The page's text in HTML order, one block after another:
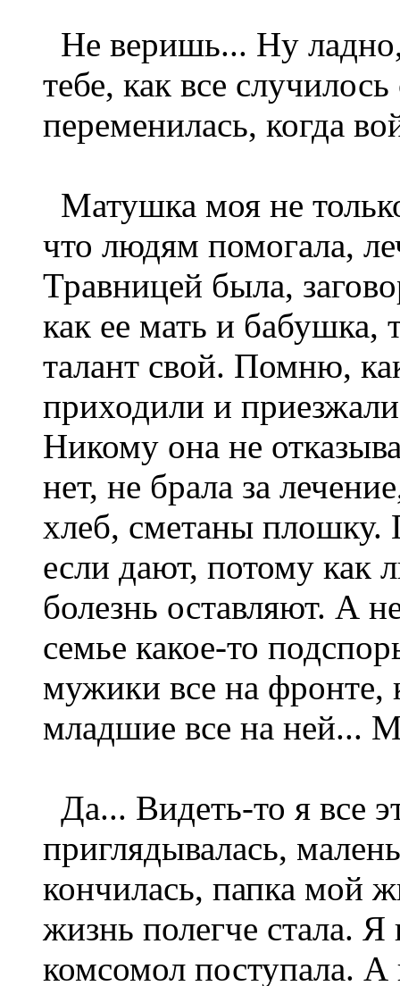
Не веришь... Ну
тебе, как все
переменилась, когда
Матушка моя не
что людям помогала,
Травницей была,
как ее мать и бабушка,
талант свой. Помню,
приходили и
Никому она не
нет, не брала за
хлеб, сметаны плошку.
если дают, потому как
болезнь оставляют. А
семье какое-то
мужики все на фронте,
младшие все на ней...
Да... Видеть-то я все
приглядывалась,
кончилась, папка мой
жизнь полегче стала.
комсомол поступала. А